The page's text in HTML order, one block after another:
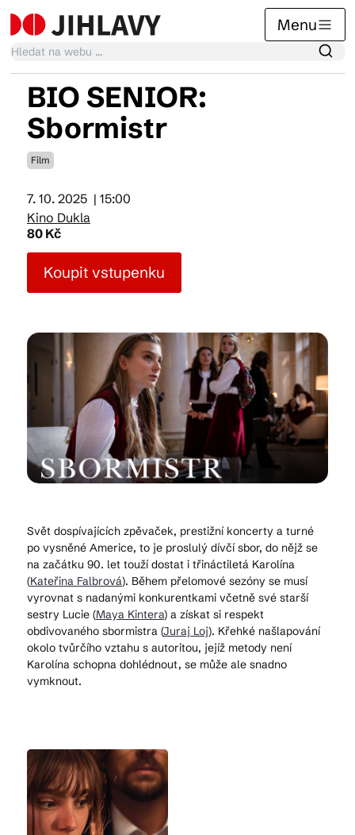
Menu
Kalendář akcí
Tradiční akce
Články
Suvenýry
Praktické info
Kam vyrazit
CS EN DE
© 2026 Brána Jihlavy
BIO SENIOR:
Sbormistr
Film
7. 10. 2025 | 15:00
Kino Dukla
80 Kč
Koupit vstupenku
Svět dospívajících zpěvaček, prestižní koncerty a turné
po vysněné Americe, to je proslulý dívčí sbor, do nějž se
na začátku 90. let touží dostat i třináctiletá Karolína
(Kateřina Falbrová). Během přelomové sezóny se musí
vyrovnat s nadanými konkurentkami včetně své starší
sestry Lucie (Maya Kintera) a získat si respekt
obdivovaného sbormistra (Juraj Loj). Křehké našlapování
okolo tvůrčího vztahu s autoritou, jejíž metody není
Karolína schopna dohlédnout, se může ale snadno
vymknout.